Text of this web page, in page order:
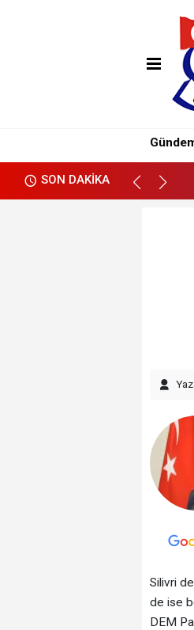
SON DAKİKA
Silivri
de ise
DEM